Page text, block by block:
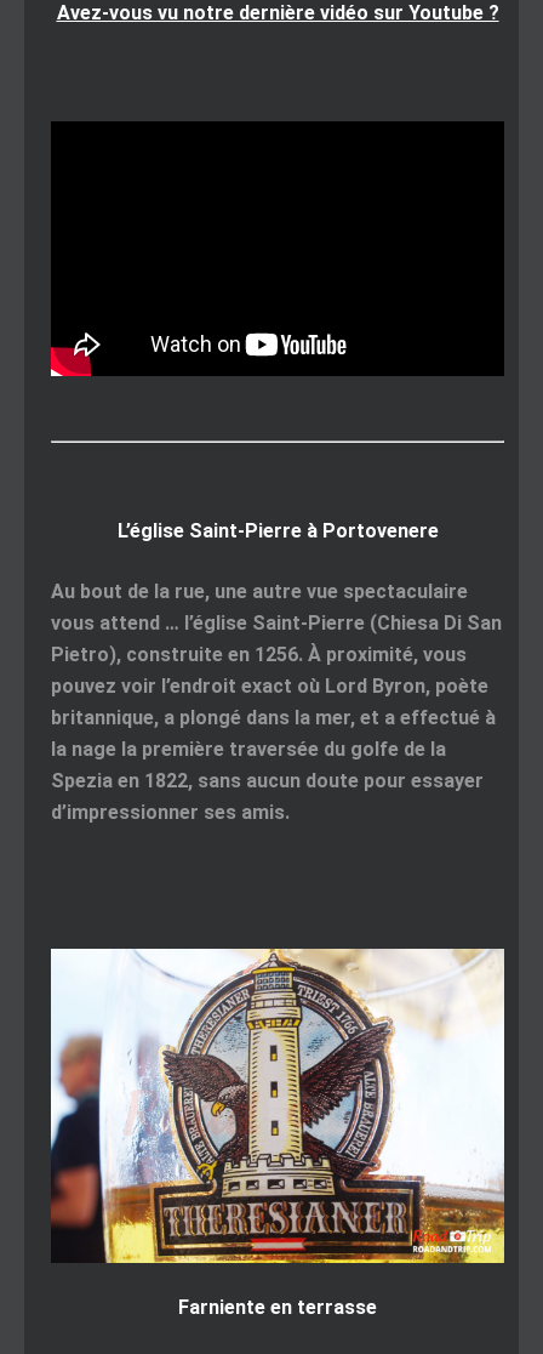
Avez-vous vu notre dernière vidéo sur Youtube ?
L’église Saint-Pierre à Portovenere
Au bout de la rue, une autre vue spectaculaire
vous attend … l’église Saint-Pierre (Chiesa Di San
Pietro), construite en 1256. À proximité, vous
pouvez voir l’endroit exact où Lord Byron, poète
britannique, a plongé dans la mer, et a effectué à
la nage la première traversée du golfe de la
Spezia en 1822, sans aucun doute pour essayer
d’impressionner ses amis.
Farniente en terrasse